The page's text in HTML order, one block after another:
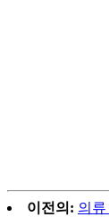
이전의: 의